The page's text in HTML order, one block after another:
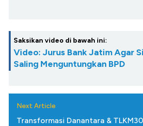
Saksikan video di bawah ini:
Video: Jurus Bank Jatim Agar
Saling Menguntungkan BPD
Next Article
Transformasi Danantara &